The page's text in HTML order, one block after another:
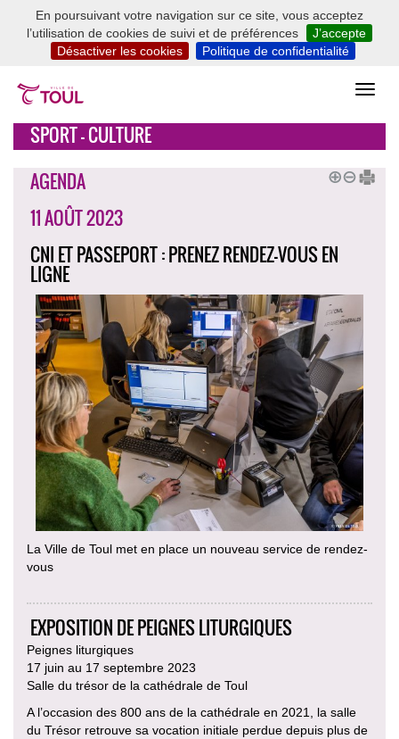
En poursuivant votre navigation sur ce site, vous acceptez
l’utilisation de cookies de suivi et de préférences
J’accepte
Désactiver les cookies
Politique de confidentialité
SPORT - CULTURE
AGENDA
11 AOÛT 2023
CNI ET PASSEPORT : PRENEZ RENDEZ-VOUS EN
LIGNE
La Ville de Toul met en place un nouveau service de rendez-
vous
EXPOSITION DE PEIGNES LITURGIQUES
Peignes liturgiques
17 juin au 17 septembre 2023
Salle du trésor de la cathédrale de Toul
A l’occasion des 800 ans de la cathédrale en 2021, la salle
du Trésor retrouve sa vocation initiale perdue depuis plus de